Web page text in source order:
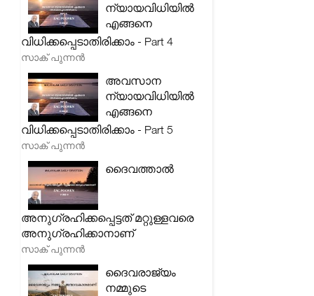
ന്യായവിധിയിൽ
എങ്ങനെ
വിധിക്കപ്പെടാതിരിക്കാം - Part 4
സാക് പുന്നൻ
അവസാന
ന്യായവിധിയിൽ
എങ്ങനെ
വിധിക്കപ്പെടാതിരിക്കാം - Part 5
സാക് പുന്നൻ
ദൈവത്താൽ
അനുഗ്രഹിക്കപ്പെട്ടത് മറ്റുള്ളവരെ
അനുഗ്രഹിക്കാനാണ്
സാക് പുന്നൻ
ദൈവരാജ്യം
നമ്മുടെ